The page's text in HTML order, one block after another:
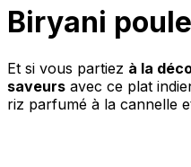
Biryani
Et si vous partiez à la
saveurs avec ce plat
riz parfumé à la cannelle